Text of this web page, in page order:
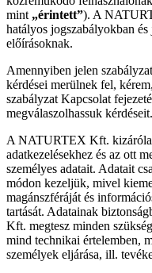
mint „érintett”). A
hatályos jogszabályokban
előírásoknak.
Amennyiben jelen
kérdései merülnek fel,
szabályzat Kapcsolat
megválaszolhassuk kérdéseit.
A NATURTEX Kft.
adatkezelésekhez és az ott
személyes adatait. Adatait
módon kezeljük, mivel
magánszféráját és
tartását. Adatainak
Kft. megtesz minden
mind technikai értelemben,
személyek eljárása, ill.